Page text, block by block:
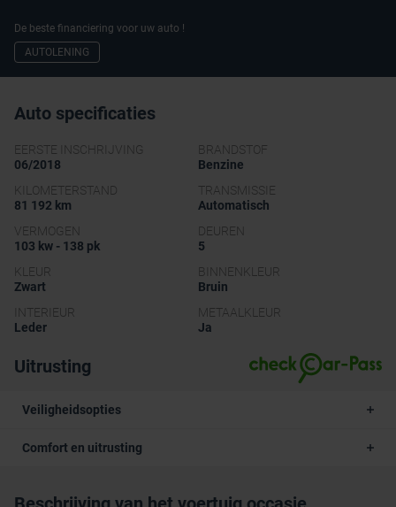
De beste financiering voor uw auto !
AUTOLENING
Auto specificaties
EERSTE INSCHRIJVING
06/2018
BRANDSTOF
Benzine
KILOMETERSTAND
81 192 km
TRANSMISSIE
Automatisch
VERMOGEN
103 kw - 138 pk
DEUREN
5
KLEUR
Zwart
BINNENKLEUR
Bruin
INTERIEUR
Leder
METAALKLEUR
Ja
Uitrusting
Veiligheidsopties
Comfort en uitrusting